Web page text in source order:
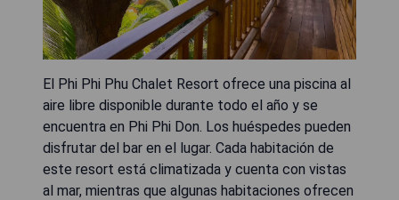
El Phi Phi Phu Chalet Resort ofrece una piscina al
aire libre disponible durante todo el año y se
encuentra en Phi Phi Don. Los huéspedes pueden
disfrutar del bar en el lugar. Cada habitación de
este resort está climatizada y cuenta con vistas
al mar, mientras que algunas habitaciones ofrecen